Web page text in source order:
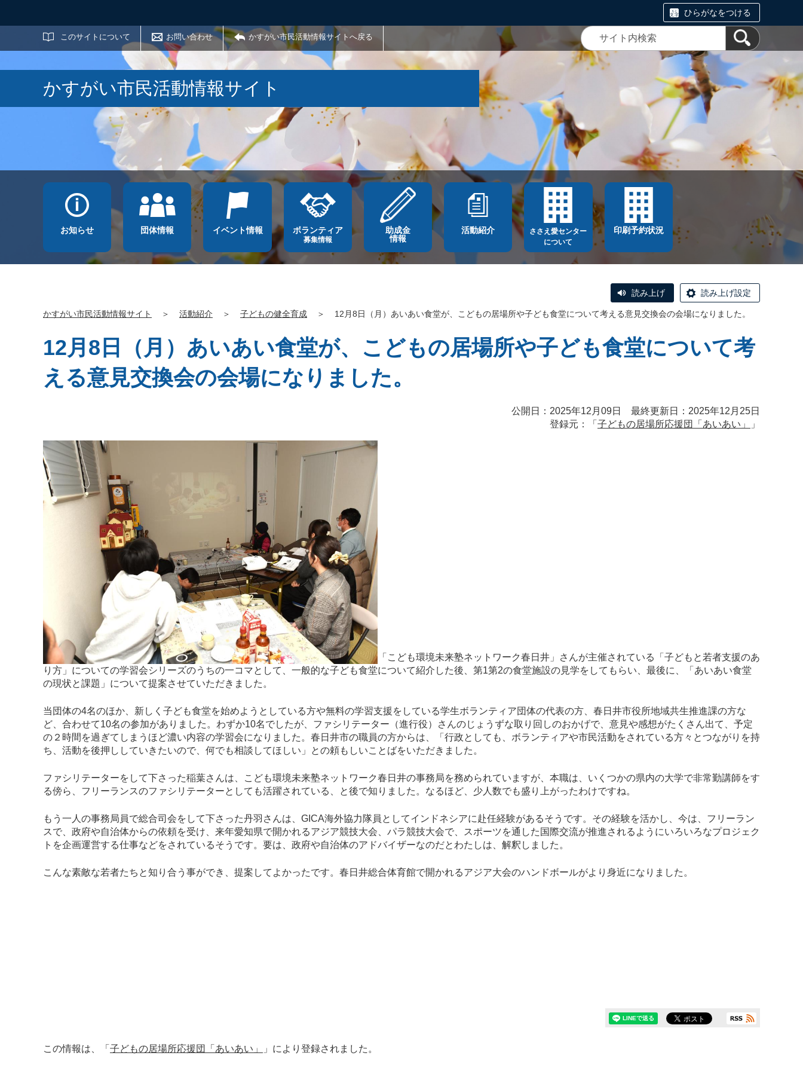
ひらがなをつける
このサイトについて お問い合わせ かすがい市民活動情報サイトへ戻る
サイト内検索
かすがい市民活動情報サイト
お知らせ 団体情報 イベント情報 ボランティア
募集情報
助成金
情報
活動紹介
ささえ愛センター
について
印刷予約状況
読み上げ 読み上げ設定
かすがい市民活動情報サイト ＞ 活動紹介 ＞ 子どもの健全育成 ＞ 12月8日（月）あいあい食堂が、こどもの居場所や子ども食堂について考える意見交換会の会場になりました。
12月8日（月）あいあい食堂が、こどもの居場所や子ども食堂について考
える意見交換会の会場になりました。
公開日：2025年12月09日 最終更新日：2025年12月25日
登録元：「 子どもの居場所応援団「あいあい」 」
「こども環境未来塾ネットワーク春日井」さんが主催されている「子どもと若者支援のあ
り方」についての学習会シリーズのうちの一コマとして、一般的な子ども食堂について紹介した後、第1第2の食堂施設の見学をしてもらい、最後に、「あいあい食堂
の現状と課題」について提案させていただきました。
当団体の4名のほか、新しく子ども食堂を始めようとしている方や無料の学習支援をしている学生ボランティア団体の代表の方、春日井市役所地域共生推進課の方な
ど、合わせて10名の参加がありました。わずか10名でしたが、ファシリテーター（進行役）さんのじょうずな取り回しのおかげで、意見や感想がたくさん出て、予定
の２時間を過ぎてしまうほど濃い内容の学習会になりました。春日井市の職員の方からは、「行政としても、ボランティアや市民活動をされている方々とつながりを持
ち、活動を後押ししていきたいので、何でも相談してほしい」との頼もしいことばをいただきました。
ファシリテーターをして下さった稲葉さんは、こども環境未来塾ネットワーク春日井の事務局を務められていますが、本職は、いくつかの県内の大学で非常勤講師をす
る傍ら、フリーランスのファシリテーターとしても活躍されている、と後で知りました。なるほど、少人数でも盛り上がったわけですね。
もう一人の事務局員で総合司会をして下さった丹羽さんは、GICA海外協力隊員としてインドネシアに赴任経験があるそうです。その経験を活かし、今は、フリーラン
スで、政府や自治体からの依頼を受け、来年愛知県で開かれるアジア競技大会、パラ競技大会で、スポーツを通した国際交流が推進されるようにいろいろなプロジェク
トを企画運営する仕事などをされているそうです。要は、政府や自治体のアドバイザーなのだとわたしは、解釈しました。
こんな素敵な若者たちと知り合う事ができ、提案してよかったです。春日井総合体育館で開かれるアジア大会のハンドボールがより身近になりました。
この情報は、「 子どもの居場所応援団「あいあい」 」により登録されました。